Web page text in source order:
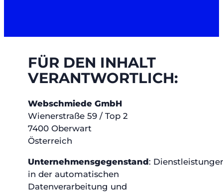
FÜR DEN INHALT
VERANTWORTLICH:
Webschmiede GmbH
Wienerstraße 59 / Top 2
7400 Oberwart
Österreich
Unternehmensgegenstand:
in der automatischen
Datenverarbeitung und